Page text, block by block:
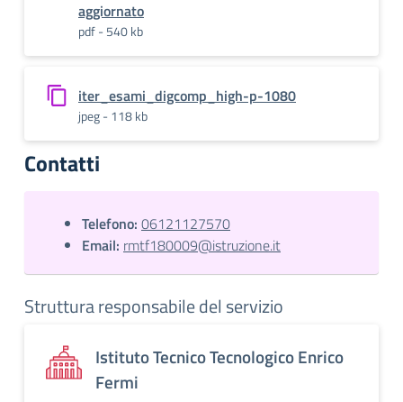
aggiornato
pdf - 540 kb
iter_esami_digcomp_high-p-1080
jpeg - 118 kb
Contatti
Telefono: 06121127570
Email: rmtf180009@istruzione.it
Struttura responsabile del servizio
Istituto Tecnico Tecnologico Enrico
Fermi